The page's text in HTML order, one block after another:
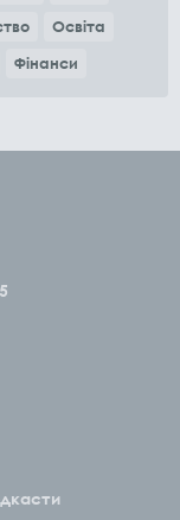
Освіта
Фінанси